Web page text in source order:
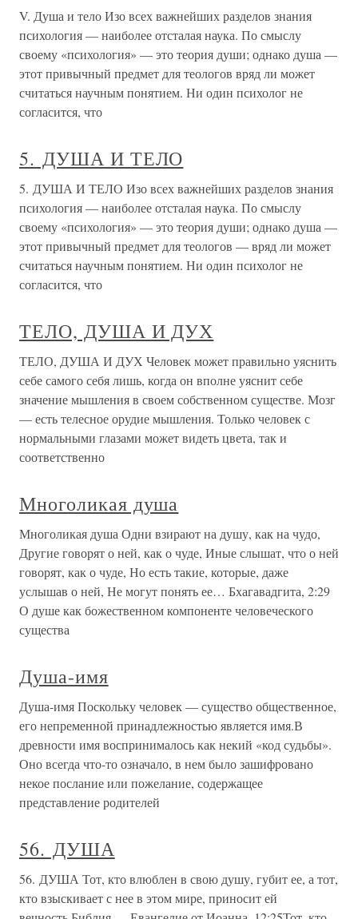
V. Душа и тело Изо всех важнейших разделов знания
психология — наиболее отсталая наука. По смыслу
своему «психология» — это теория души; однако душа —
этот привычный предмет для теологов вряд ли может
считаться научным понятием. Ни один психолог не
согласится, что
5. ДУША И ТЕЛО
5. ДУША И ТЕЛО Изо всех важнейших разделов знания
психология — наиболее отсталая наука. По смыслу
своему «психология» — это теория души; однако душа —
этот привычный предмет для теологов — вряд ли может
считаться научным понятием. Ни один психолог не
согласится, что
ТЕЛО, ДУША И ДУХ
ТЕЛО, ДУША И ДУХ Человек может правильно уяснить
себе самого себя лишь, когда он вполне уяснит себе
значение мышления в своем собственном существе. Мозг
— есть телесное орудие мышления. Только человек с
нормальными глазами может видеть цвета, так и
соответственно
Многоликая душа
Многоликая душа Одни взирают на душу, как на чудо,
Другие говорят о ней, как о чуде, Иные слышат, что о ней
говорят, как о чуде, Но есть такие, которые, даже
услышав о ней, Не могут понять ее… Бхагавадгита, 2:29
О душе как божественном компоненте человеческого
существа
Душа-имя
Душа-имя Поскольку человек — существо общественное,
его непременной принадлежностью является имя.В
древности имя воспринималось как некий «код судьбы».
Оно всегда что-то означало, в нем было зашифровано
некое послание или пожелание, содержащее
представление родителей
56. ДУША
56. ДУША Тот, кто влюблен в свою душу, губит ее, а тот,
кто взыскивает с нее в этом мире, приносит ей